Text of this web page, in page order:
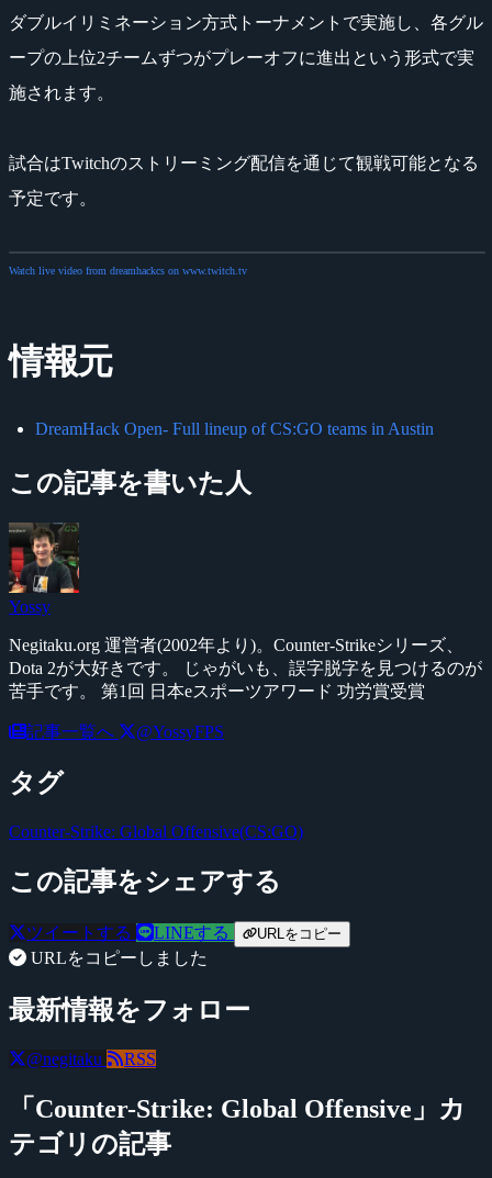
ダブルイリミネーション方式トーナメントで実施し、各グル
ープの上位2チームずつがプレーオフに進出という形式で実
施されます。
試合はTwitchのストリーミング配信を通じて観戦可能となる
予定です。
Watch live video from dreamhackcs on www.twitch.tv
情報元
DreamHack Open- Full lineup of CS:GO teams in Austin
この記事を書いた人
Yossy
Negitaku.org 運営者(2002年より)。Counter-Strikeシリーズ、
Dota 2が大好きです。 じゃがいも、誤字脱字を見つけるのが
苦手です。 第1回 日本eスポーツアワード 功労賞受賞
記事一覧へ @YossyFPS
タグ
Counter-Strike: Global Offensive(CS:GO)
この記事をシェアする
ツイートする LINEする URLをコピー
URLをコピーしました
最新情報をフォロー
@negitaku RSS
「Counter-Strike: Global Offensive」カ
テゴリの記事